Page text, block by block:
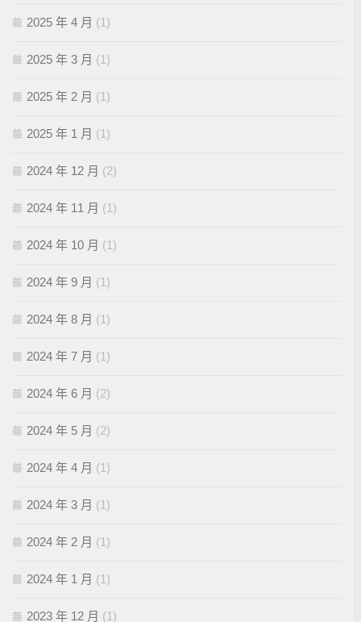
2025 年 4 月 (1)
2025 年 3 月 (1)
2025 年 2 月 (1)
2025 年 1 月 (1)
2024 年 12 月 (2)
2024 年 11 月 (1)
2024 年 10 月 (1)
2024 年 9 月 (1)
2024 年 8 月 (1)
2024 年 7 月 (1)
2024 年 6 月 (2)
2024 年 5 月 (2)
2024 年 4 月 (1)
2024 年 3 月 (1)
2024 年 2 月 (1)
2024 年 1 月 (1)
2023 年 12 月 (1)